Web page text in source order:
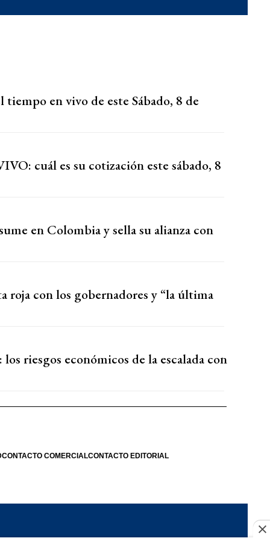
en vivo de este Sábado, 8 de
cuál es su cotización este sábado, 8
en Colombia y sella su alianza con
roja con los gobernadores y “la última
riesgos económicos de la escalada con
CONTACTO COMERCIALCONTACTO EDITORIAL